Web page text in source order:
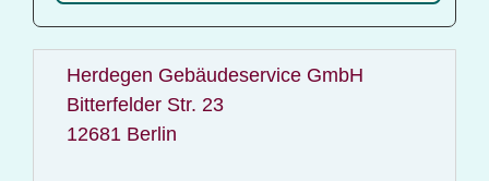
Herdegen Gebäudeservice GmbH
Bitterfelder Str. 23
12681 Berlin